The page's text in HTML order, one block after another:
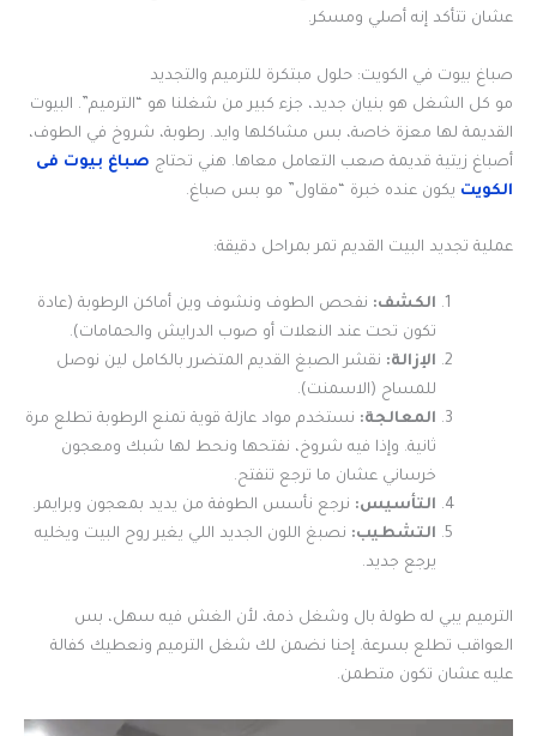
عشان تتأكد إنه أصلي ومسكر.
صباغ بيوت في الكويت: حلول مبتكرة للترميم والتجديد
مو كل الشغل هو بنيان جديد، جزء كبير من شغلنا هو “الترميم”. البيوت
القديمة لها معزة خاصة، بس مشاكلها وايد. رطوبة، شروخ في الطوف،
أصباغ زيتية قديمة صعب التعامل معاها. هني تحتاج صباغ بيوت فى
الكويت يكون عنده خبرة “مقاول” مو بس صباغ.
عملية تجديد البيت القديم تمر بمراحل دقيقة:
الكشف: نفحص الطوف ونشوف وين أماكن الرطوبة (عادة
تكون تحت عند النعلات أو صوب الدرايش والحمامات).
الإزالة: نقشر الصبغ القديم المتضرر بالكامل لين نوصل
للمساح (الاسمنت).
المعالجة: نستخدم مواد عازلة قوية تمنع الرطوبة تطلع مرة
ثانية. وإذا فيه شروخ، نفتحها ونحط لها شبك ومعجون
خرساني عشان ما ترجع تنفتح.
التأسيس: نرجع نأسس الطوفة من يديد بمعجون وبرايمر.
التشطيب: نصبغ اللون الجديد اللي يغير روح البيت ويخليه
يرجع جديد.
الترميم يبي له طولة بال وشغل ذمة، لأن الغش فيه سهل، بس
العواقب تطلع بسرعة. إحنا نضمن لك شغل الترميم ونعطيك كفالة
عليه عشان تكون متطمن.